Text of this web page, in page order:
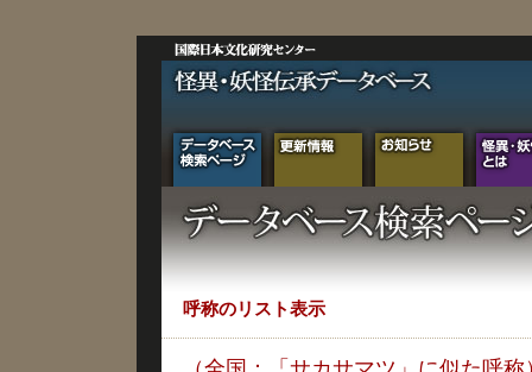
呼称のリスト表示